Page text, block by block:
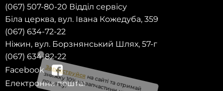
(067) 507-80-20 Відділ сервісу
Біла церква, вул. Івана Кожедуба, 359
(067) 634-72-22
Ніжин, вул. Борзнянський Шлях, 57-г
(067) 634-82-22
Facebook
Електронна пошта: